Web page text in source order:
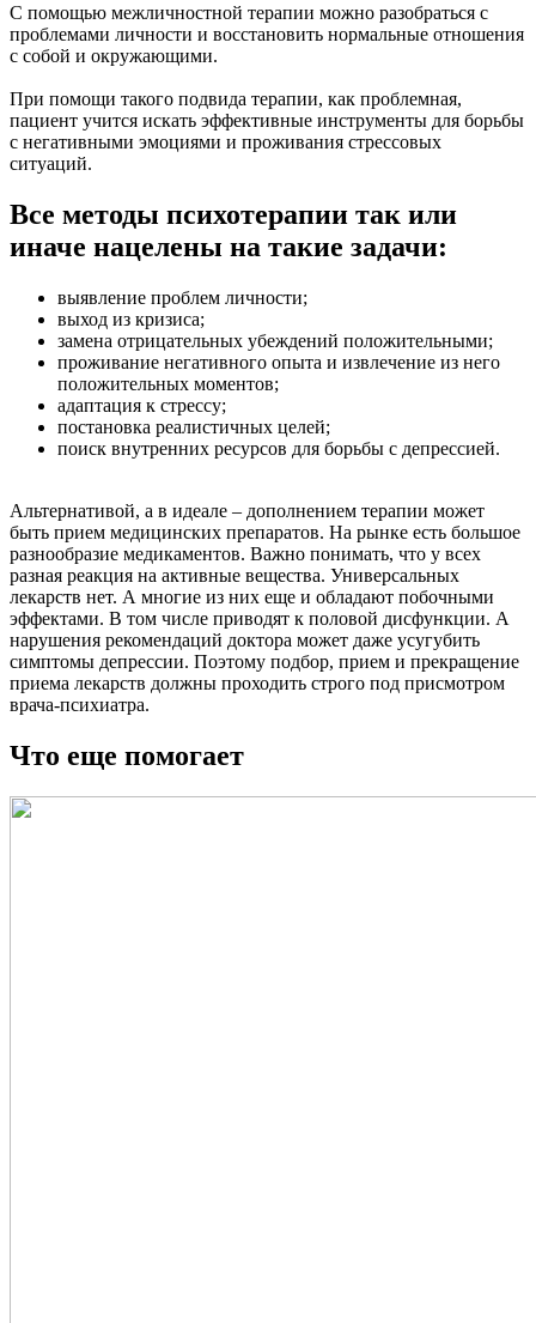
С помощью межличностной терапии можно разобраться с
проблемами личности и восстановить нормальные отношения
с собой и окружающими.
При помощи такого подвида терапии, как проблемная,
пациент учится искать эффективные инструменты для борьбы
с негативными эмоциями и проживания стрессовых
ситуаций.
Все методы психотерапии так или
иначе нацелены на такие задачи:
выявление проблем личности;
выход из кризиса;
замена отрицательных убеждений положительными;
проживание негативного опыта и извлечение из него
положительных моментов;
адаптация к стрессу;
постановка реалистичных целей;
поиск внутренних ресурсов для борьбы с депрессией.
Альтернативой, а в идеале – дополнением терапии может
быть прием медицинских препаратов. На рынке есть большое
разнообразие медикаментов. Важно понимать, что у всех
разная реакция на активные вещества. Универсальных
лекарств нет. А многие из них еще и обладают побочными
эффектами. В том числе приводят к половой дисфункции. А
нарушения рекомендаций доктора может даже усугубить
симптомы депрессии. Поэтому подбор, прием и прекращение
приема лекарств должны проходить строго под присмотром
врача-психиатра.
Что еще помогает